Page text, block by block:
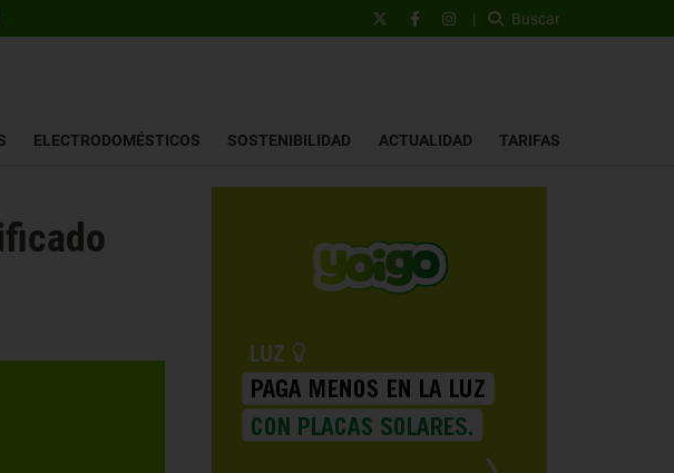
| Buscar
ELECTRODOMÉSTICOS SOSTENIBILIDAD ACTUALIDAD TARIFAS